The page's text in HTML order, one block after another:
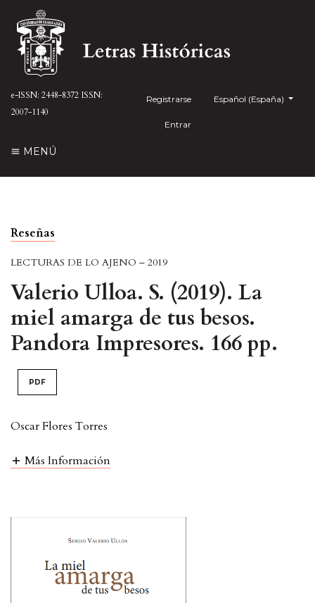
e-ISSN: 2448-8372 ISSN:
2007-1140
Registrarse
Entrar
Español (España)
MENÚ
Reseñas
LECTURAS DE LO AJENO – 2019
Valerio Ulloa. S. (2019). La
miel amarga de tus besos.
Pandora Impresores. 166 pp.
PDF
Oscar Flores Torres
Más Información